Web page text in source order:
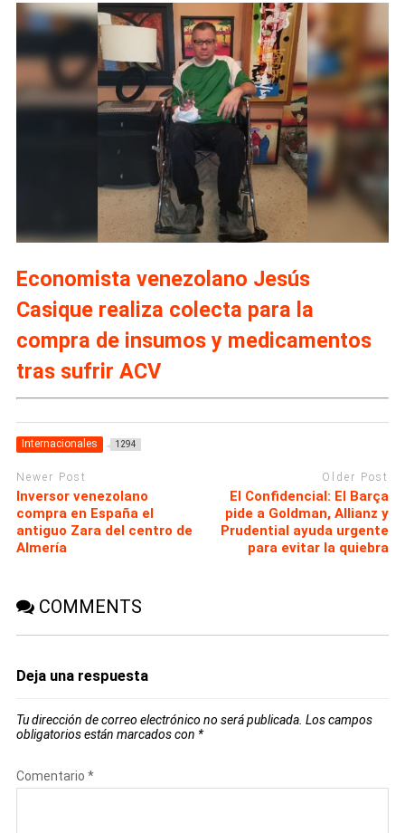
Economista venezolano Jesús
Casique realiza colecta para la
compra de insumos y medicamentos
tras sufrir ACV
Internacionales 1294
Newer Post
Inversor venezolano
compra en España el
antiguo Zara del centro de
Almería
Older Post
El Confidencial: El Barça
pide a Goldman, Allianz y
Prudential ayuda urgente
para evitar la quiebra
COMMENTS
Deja una respuesta
Tu dirección de correo electrónico no será publicada. Los campos
obligatorios están marcados con *
Comentario *